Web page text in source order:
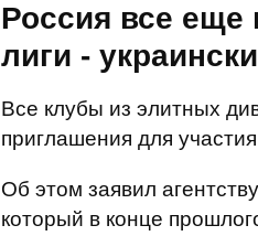
Россия все еще
лиги -
Все клубы из элитных
приглашения для
Об этом заявил агентству
который в конце